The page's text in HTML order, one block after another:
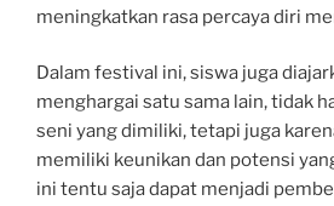
meningkatkan rasa percaya diri
Dalam festival ini, siswa juga
menghargai satu sama lain, tidak
seni yang dimiliki, tetapi juga
memiliki keunikan dan potensi
ini tentu saja dapat menjadi